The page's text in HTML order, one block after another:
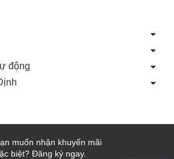
động
muốn nhận khuyến mãi
biệt? Đăng ký ngay.